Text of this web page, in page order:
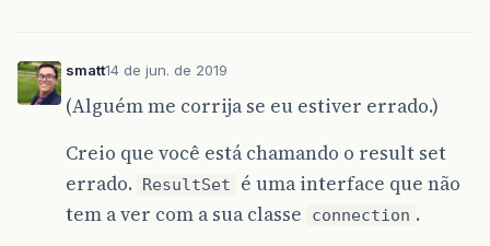
smatt14 de jun. de 2019
(Alguém me corrija se eu estiver errado.)
Creio que você está chamando o result set
errado.
ResultSet
é uma interface que não
tem a ver com a sua classe
connection .